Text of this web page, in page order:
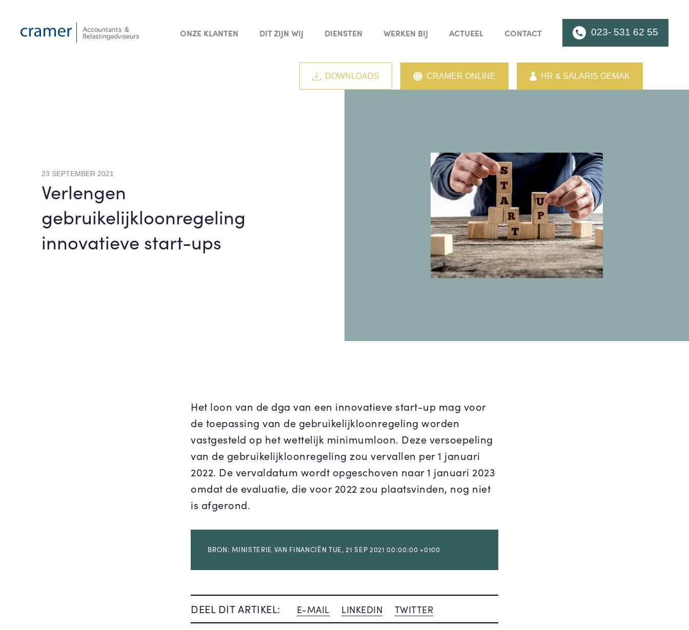
ONZE KLANTEN DIT ZIJN WIJ DIENSTEN WERKEN BIJ ACTUEEL CONTACT 023- 531 62 55
DOWNLOADS CRAMER ONLINE HR & SALARIS GEMAK
23 SEPTEMBER 2021
Verlengen
gebruikelijkloonregeling
innovatieve start-ups
Het loon van de dga van een innovatieve start-up mag voor
de toepassing van de gebruikelijkloonregeling worden
vastgesteld op het wettelijk minimumloon. Deze versoepeling
van de gebruikelijkloonregeling zou vervallen per 1 januari
2022. De vervaldatum wordt opgeschoven naar 1 januari 2023
omdat de evaluatie, die voor 2022 zou plaatsvinden, nog niet
is afgerond.
BRON: MINISTERIE VAN FINANCIËN TUE, 21 SEP 2021 00:00:00 +0100
DEEL DIT ARTIKEL: E-MAIL LINKEDIN TWITTER